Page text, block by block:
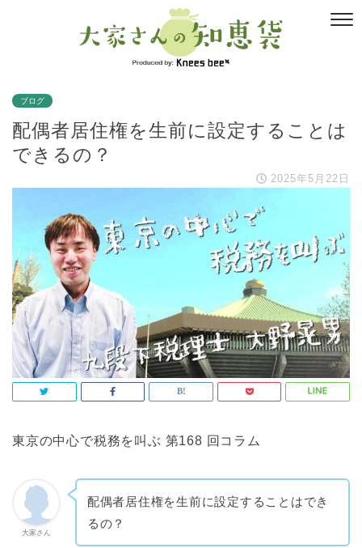
ブログ
配偶者居住権を生前に設定することは
できるの？
2025年5月22日
東京の中心で税務を叫ぶ 第168 回コラム
大家さん
配偶者居住権を生前に設定することはでき
るの？